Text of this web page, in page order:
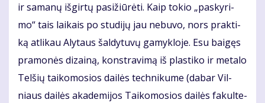
ir sa­ma­nų iš­gir­tų pa­si­žiū­rė­ti. Kaip to­kio „pa­sky­ri­
mo“ tais lai­kais po stu­di­jų jau ne­bu­vo, nors prak­ti­
ką at­li­kau Aly­taus šal­dy­tu­vų ga­myk­lo­je. Esu bai­gęs
pra­mo­nės di­zai­ną, kon­stra­vi­mą iš plas­ti­ko ir me­ta­lo
Tel­šių tai­ko­mo­sios dai­lės tech­ni­ku­me (da­bar Vil­
niaus dai­lės aka­de­mi­jos Tai­ko­mo­sios dai­lės fa­kul­te­